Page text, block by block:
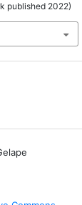
published 2022)